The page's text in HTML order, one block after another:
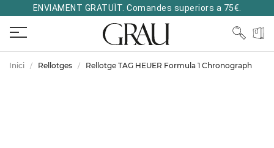
ENVIAMENT GRATUÏT. Comandes superiors a 75€.
Inici Rellotges Rellotge TAG HEUER Formula 1 Chronograph